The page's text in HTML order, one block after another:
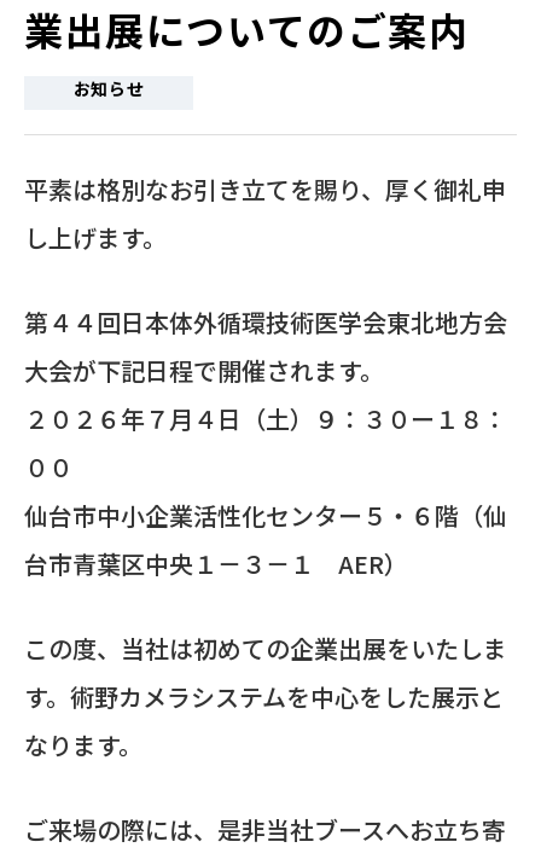
業出展についてのご案内
お知らせ
平素は格別なお引き立てを賜り、厚く御礼申
し上げます。
第４４回日本体外循環技術医学会東北地方会
大会が下記日程で開催されます。
２０２６年７月４日（土）９：３０ー１８：
００
仙台市中小企業活性化センター５・６階（仙
台市青葉区中央１－３－１ AER）
この度、当社は初めての企業出展をいたしま
す。術野カメラシステムを中心をした展示と
なります。
ご来場の際には、是非当社ブースへお立ち寄